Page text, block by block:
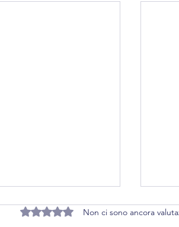
Valutazione 0 stelle su 5.
Non ci sono ancora